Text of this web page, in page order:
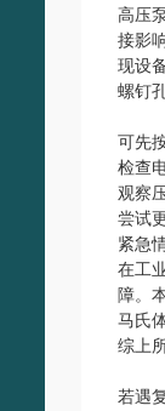
高压
接影
现设
螺钉
可先
检查
观察
尝试
紧急
在工
障。
马氏
综上
若遇